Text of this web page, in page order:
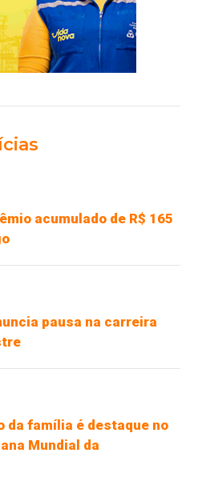
acumulado de R$ 165
pausa na carreira
da família é destaque no
Mundial da